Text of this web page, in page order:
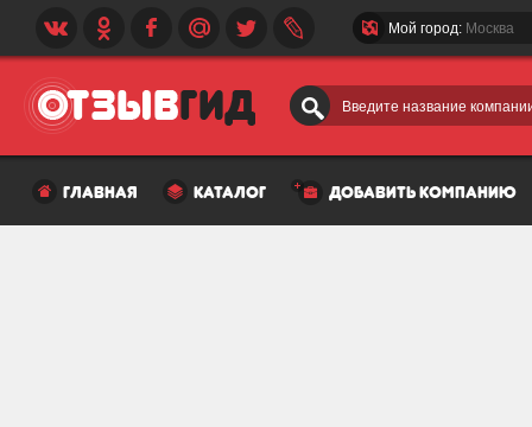
Введите название
Мой город: Москва
главная каталог добавить компанию